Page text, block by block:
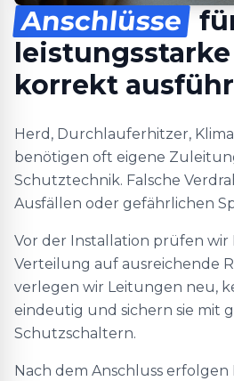
Anschlüsse
leistungsstarke
korrekt
Herd, Durchlauferhitzer,
benötigen oft eigene
Schutztechnik. Falsche
Ausfällen oder gefährlichen
Vor der Installation prüfen wir
Verteilung auf ausreichende
verlegen wir Leitungen neu,
eindeutig und sichern sie mit
Schutzschaltern.
Nach dem Anschluss